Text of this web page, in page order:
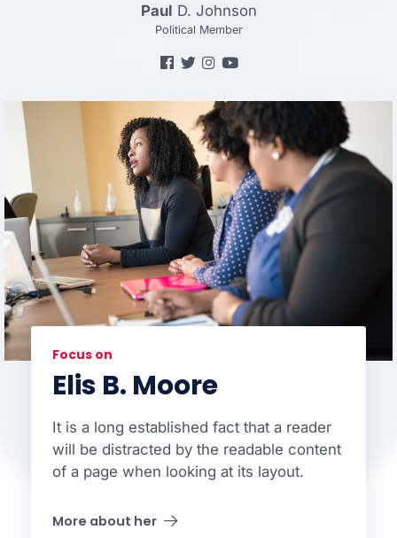
Paul D. Johnson
Political Member
Focus on
Elis B. Moore
It is a long established fact that a reader
will be distracted by the readable content
of a page when looking at its layout.
More about her